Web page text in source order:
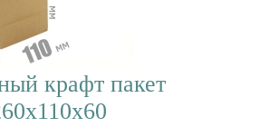
крафт пакет